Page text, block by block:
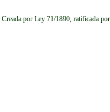
Creada por Ley 71/1890, ratificada